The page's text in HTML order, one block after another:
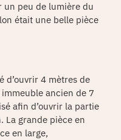
un peu de lumière du
était une belle pièce
d’ouvrir 4 mètres de
ancien de 7
afin d’ouvrir la partie
La grande pièce en
en large,